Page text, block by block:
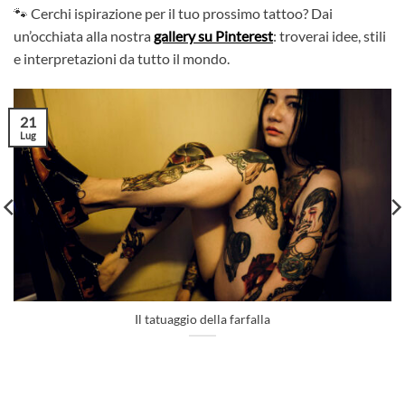
🐾 Cerchi ispirazione per il tuo prossimo tattoo? Dai
un’occhiata alla nostragallery su Pinterest: troverai idee, stili
e interpretazioni da tutto il mondo.
Il tatuaggio della farfalla
21
Lug